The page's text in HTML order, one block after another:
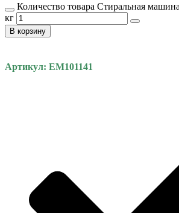
Количество товара Стиральная
кг
В корзину
Артикул: EM101141